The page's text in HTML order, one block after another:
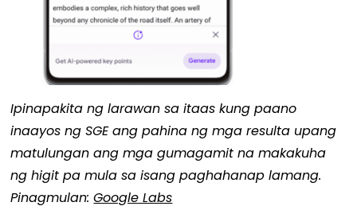
Ipinapakita ng larawan sa itaas kung paano
inaayos ng SGE ang pahina ng mga resulta upang
matulungan ang mga gumagamit na makakuha
ng higit pa mula sa isang paghahanap lamang.
Pinagmulan:Google Labs